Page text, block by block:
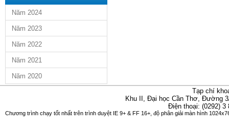
Năm 2024
Năm 2023
Năm 2022
Năm 2021
Năm 2020
Tạp chí
Khu II, Đại học Cần Thơ, Đường
Điện thoại: (0292)
Chương trình chạy tốt nhất trên trình duyệt IE 9+ & FF 16+, độ phân giải màn hình